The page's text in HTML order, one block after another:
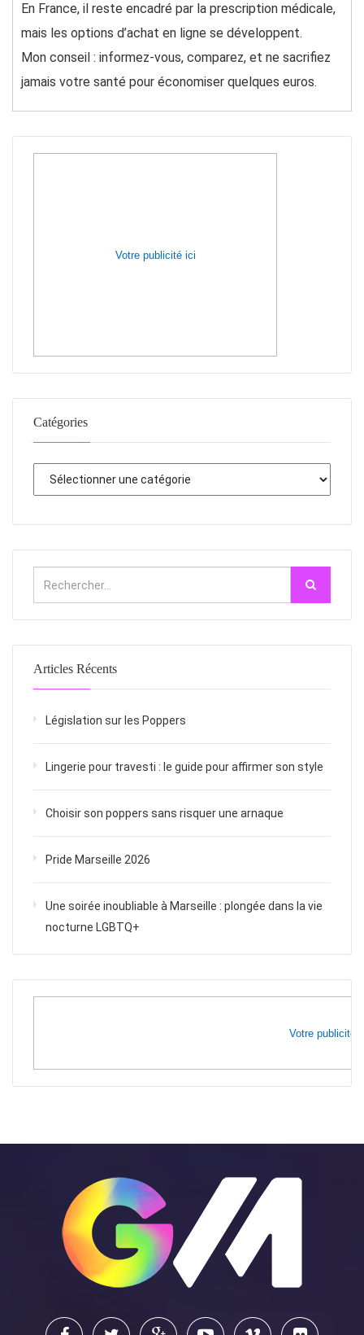
En France, il reste encadré par la prescription médicale,
mais les options d’achat en ligne se développent.
Mon conseil : informez-vous, comparez, et ne sacrifiez
jamais votre santé pour économiser quelques euros.
Votre publicité ici
Catégories
Articles Récents
Législation sur les Poppers
Lingerie pour travesti : le guide pour affirmer son style
Choisir son poppers sans risquer une arnaque
Pride Marseille 2026
Une soirée inoubliable à Marseille : plongée dans la vie
nocturne LGBTQ+
Votre publicité